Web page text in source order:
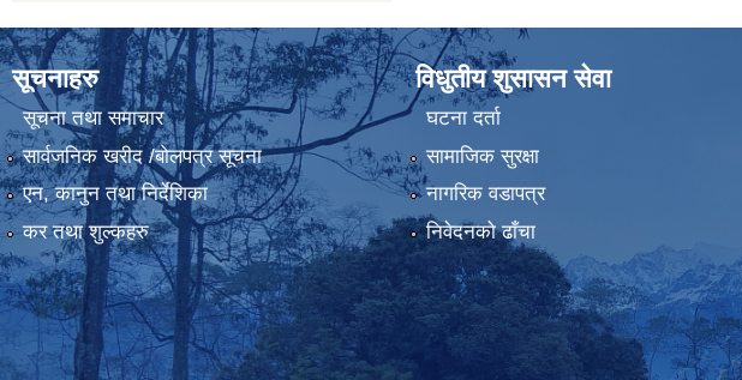
सूचनाहरु
सूचना तथा समाचार
सार्वजनिक खरीद /बोलपत्र सूचना
एन, कानुन तथा निर्देशिका
कर तथा शुल्कहरु
विधुतीय शुसासन सेवा
घटना दर्ता
सामाजिक सुरक्षा
नागरिक वडापत्र
निवेदनको ढाँचा